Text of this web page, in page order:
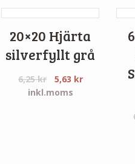
20×20 Hjärta
silverfyllt grå
6,25kr 5,63 kr
inkl.moms